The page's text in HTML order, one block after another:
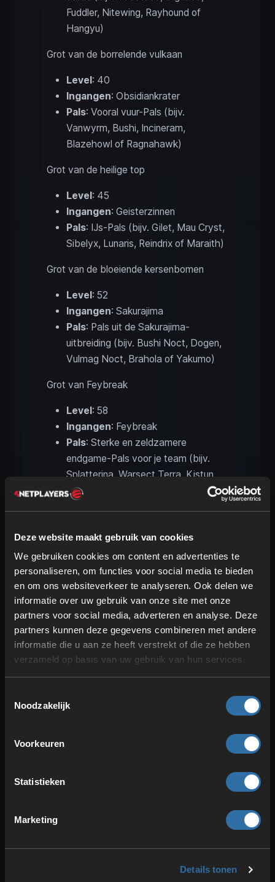
Deze website maakt gebruik van cookies
We gebruiken cookies om content en advertenties te
personaliseren, om functies voor social media te bieden
en om ons websiteverkeer te analyseren. Ook delen we
informatie over uw gebruik van onze site met onze
partners voor social media, adverteren en analyse. Deze
partners kunnen deze gegevens combineren met andere
informatie die u aan ze heeft verstrekt of die ze hebben
verzameld op basis van uw gebruik van hun services.
Noodzakelijk
Voorkeuren
Statistieken
Marketing
Details tonen
Fuddler, Nitewing, Rayhound of
Hangyu)
Grot van de borrelende vulkaan
Level : 40
Ingangen: Obsidiankrater
Pals: Vooral vuur-Pals (bijv.
Vanwyrm, Bushi, Incineram,
Blazehowl of Ragnahawk)
Grot van de heilige top
Level : 45
Ingangen: Geisterzinnen
Pals: IJs-Pals (bijv. Gilet, Mau Cryst,
Sibelyx, Lunaris, Reindrix of Maraith)
Grot van de bloeiende kersenbomen
Level : 52
Ingangen: Sakurajima
Pals: Pals uit de Sakurajima-
uitbreiding (bijv. Bushi Noct, Dogen,
Vulmag Noct, Brahola of Yakumo)
Grot van Feybreak
Level : 58
Ingangen: Feybreak
Pals: Sterke en zeldzamere
endgame-Pals voor je team (bijv.
Splatterina, Warsect Terra, Kistun
Noct of Faleris Aqua)
Exclusieve Palworld-
dungeon-Pals: Mau en
Killamari
voor. Je kunt ze dus vrij snel vinden en
vervolledigen.
goudmunten! Wijs